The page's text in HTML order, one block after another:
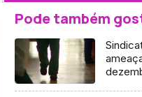
Pode também